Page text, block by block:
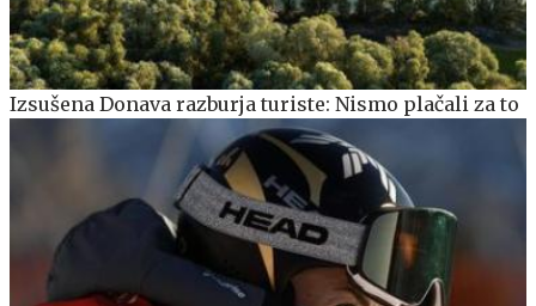
Izsušena Donava razburja turiste: Nismo plačali za to